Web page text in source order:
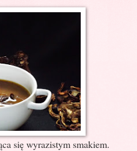
się wyrazistym smakiem.